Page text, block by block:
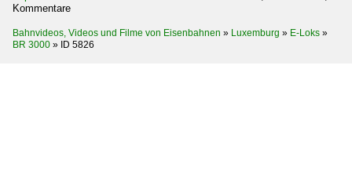
Kommentare
Bahnvideos, Videos und Filme von Eisenbahnen » Luxemburg » E-Loks »
BR 3000 » ID 5826